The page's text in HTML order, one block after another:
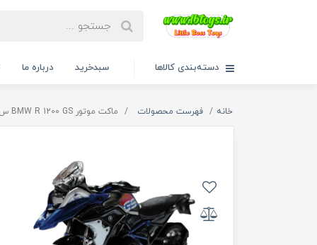
دسته‌بندی کالاها سبدخرید درباره ما
خانه فهرست محصولات ماکت موتور BMW R 1200 GS س 1/18 برند ميستو